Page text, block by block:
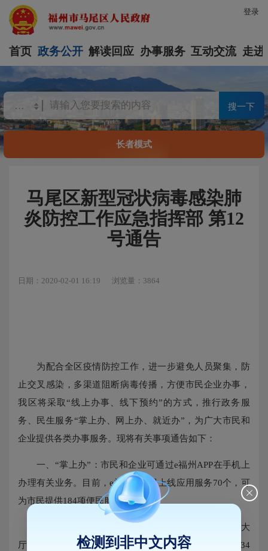
登录
首页 政务公开 解读回应 办事服务 互动交流 走进
搜一下
长者模式
马尾区新型冠状病毒感染肺
炎防控工作应急指挥部 第12
号通告
日期：2020-02-01 16:19 浏览量：3864
为配合全区疫情防控工作，进一步避免人员聚集，防
止交叉感染，多渠道阻断病毒传播，方便市民企业办事，
我区将采取“线上办事、线下预约”的方式，推行政务服
务、民生服务“掌上办、网上办、就近办”，为广大市民和
企业提供各类办事服务。现将有关事项通告如下：
一、“掌上办”：市民和企业可通过e福州APP在手机上
办理有关业务。目前，e福州APP已上线应用服务70个，可
为市民提供184项便民服务。
二、“网上办”：市民和企业可通过福建省网上办事大
厅福州分厅办理业务。目前，已实现各类在线网办事项234
检测到非中文内容